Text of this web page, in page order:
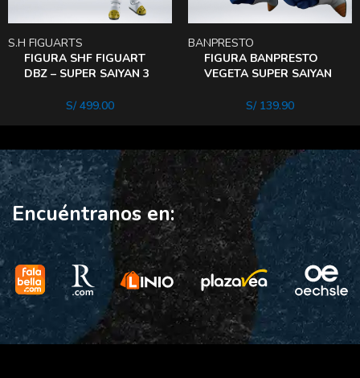
FIGURA SHF FIGUART
DBZ – SUPER SAIYAN 3
S.H FIGUARTS
S/499.00
FIGURA BANPRESTO
VEGETA SUPER SAIYAN
BANPRESTO
S/139.90
Encuéntranos en: